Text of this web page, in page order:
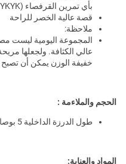
بأي تمرين القرفصاء (IYKYK).
قصة عالية الخصر للراحة
ملاحظة:
المجموعة اليومية ليست
عالي الكثافة. ولجعلها
خفيفة الوزن يمكن أن تصبح
الحجم والملاءمة :
طول الدرزة الداخلية 5 بوصات بناءً على المقاس M
المواد والعناية: